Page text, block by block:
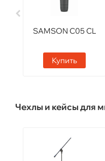
SAMSON C05 CL
Купить
Чехлы и кейсы для